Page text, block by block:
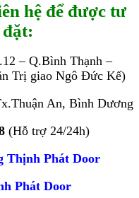
hệ để được tư
– Q.Bình Thạnh –
Trị giao Ngô Đức Kế)
An, Bình Dương
(Hỗ trợ 24/24h)
Thịnh Phát Door
Phát Door